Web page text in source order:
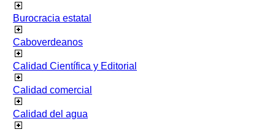
Burocracia estatal
Caboverdeanos
Calidad Científica y Editorial
Calidad comercial
Calidad del agua